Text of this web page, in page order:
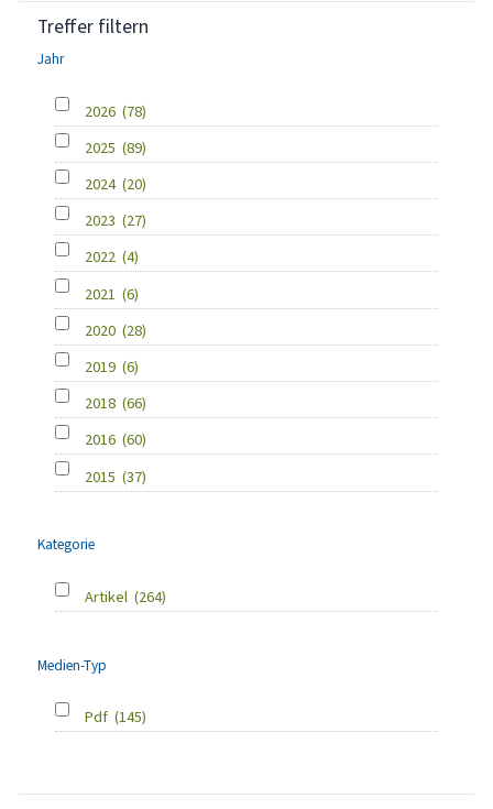
Treffer filtern
Jahr
2026 (78)
2025 (89)
2024 (20)
2023 (27)
2022 (4)
2021 (6)
2020 (28)
2019 (6)
2018 (66)
2016 (60)
2015 (37)
Kategorie
Artikel (264)
Medien-Typ
Pdf (145)